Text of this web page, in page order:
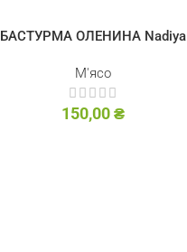
БАСТУРМА ОЛЕНИНА Nadiya
М'ясо
150,00₴